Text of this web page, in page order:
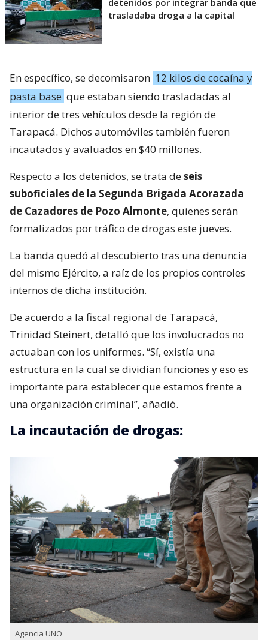
trasladaba droga a la capital
En específico, se decomisaron 12 kilos de cocaína y
pasta base que estaban siendo trasladadas al
interior de tres vehículos desde la región de
Tarapacá. Dichos automóviles también fueron
incautados y avaluados en $40 millones.
Respecto a los detenidos, se trata deseis
suboficiales de la Segunda Brigada Acorazada
de Cazadores de Pozo Almonte, quienes serán
formalizados por tráfico de drogas este jueves.
La banda quedó al descubierto tras una denuncia
del mismo Ejército, a raíz de los propios controles
internos de dicha institución.
De acuerdo a la fiscal regional de Tarapacá,
Trinidad Steinert, detalló que los involucrados no
actuaban con los uniformes. “Sí, existía una
estructura en la cual se dividían funciones y eso es
importante para establecer que estamos frente a
una organización criminal”, añadió.
La incautación de drogas:
Agencia UNO